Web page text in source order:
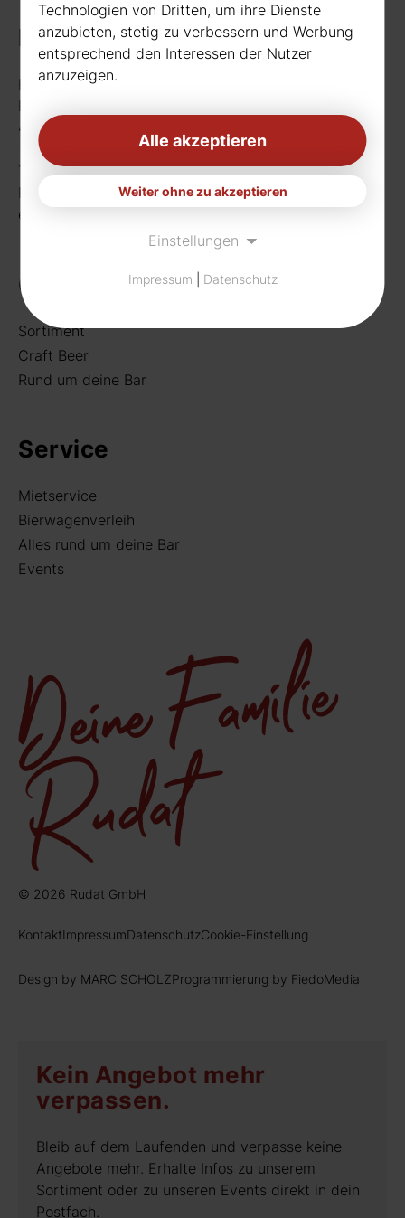
Kontakt
Rudat GmbH
Borussiastr. 26
44149 Dortmund
Telefon:0231 656677
Fax: 0231 656990
eMail:
Getränke
Sortiment
Craft Beer
Rund um deine Bar
Service
Mietservice
Bierwagenverleih
Alles rund um deine Bar
Events
© 2026 Rudat GmbH
KontaktImpressumDatenschutzCookie-Einstellung
Design by MARC SCHOLZProgrammierung by FiedoMedia
Kein Angebot mehr
verpassen.
Bleib auf dem Laufenden und verpasse keine
Angebote mehr. Erhalte Infos zu unserem
Sortiment oder zu unseren Events direkt in dein
Postfach.
Technologien von Dritten, um ihre Dienste
anzubieten, stetig zu verbessern und Werbung
entsprechend den Interessen der Nutzer
anzuzeigen.
Alle akzeptieren
Weiter ohne zu akzeptieren
Einstellungen
Impressum Datenschutz